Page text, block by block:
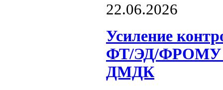
22.06.2026
Усиление
ФТ/ЭД/ФРОМУ
ДМДК